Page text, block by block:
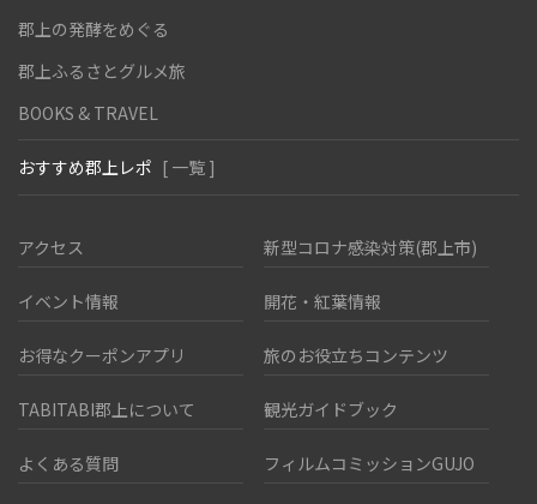
郡上の発酵をめぐる
郡上ふるさとグルメ旅
BOOKS & TRAVEL
おすすめ郡上レポ [ 一覧 ]
アクセス 新型コロナ感染対策(郡上市)
イベント情報 開花・紅葉情報
お得なクーポンアプリ 旅のお役立ちコンテンツ
TABITABI郡上について 観光ガイドブック
よくある質問 フィルムコミッションGUJO